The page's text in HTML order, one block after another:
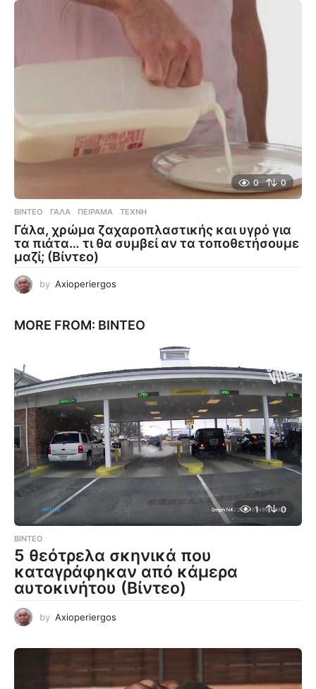
0 0
ΒΊΝΤΕΟ ΓΆΛΑ ,ΠΕΊΡΑΜΑ ,ΤΈΧΝΗ
Γάλα, χρώμα ζαχαροπλαστικής και υγρό για
τα πιάτα… τι θα συμβεί αν τα τοποθετήσουμε
μαζί; (Βίντεο)
by Axioperiergos
MORE FROM: ΒΊΝΤΕΟ
1 0
ΒΊΝΤΕΟ
5 θεότρελα σκηνικά που
καταγράφηκαν από κάμερα
αυτοκινήτου (Βίντεο)
by Axioperiergos